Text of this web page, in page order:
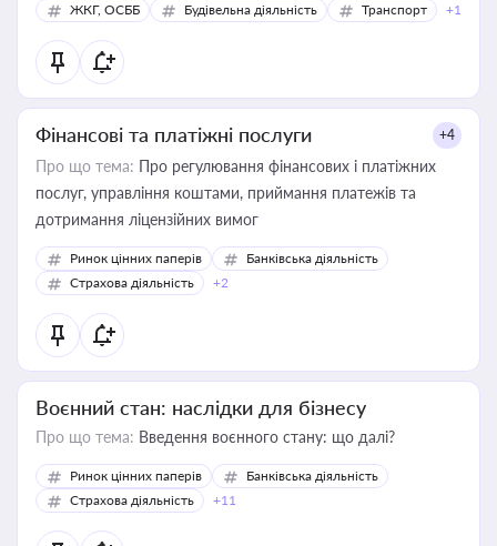
ЖКГ, ОСББ Будівельна діяльність Транспорт +1
Фінансові та платіжні послуги +4
Про що тема: Про регулювання фінансових і платіжних
послуг, управління коштами, приймання платежів та
дотримання ліцензійних вимог
Ринок цінних паперів
Банківська діяльність
Страхова діяльність
+2
Воєнний стан: наслідки для бізнесу
Про що тема: Введення воєнного стану: що далі?
Ринок цінних паперів
Банківська діяльність
Страхова діяльність
+11